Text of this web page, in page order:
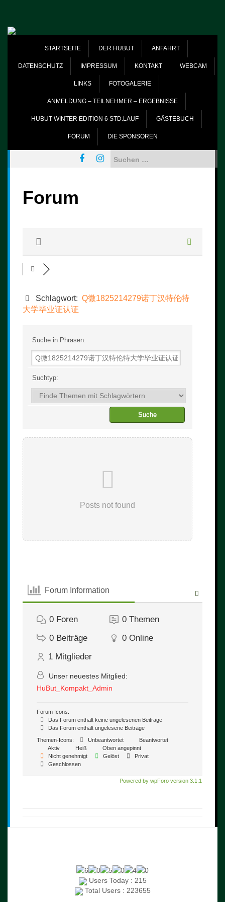
STARTSEITE DER HUBUT ANFAHRT
DATENSCHUTZ IMPRESSUM KONTAKT WEBCAM
LINKS FOTOGALERIE
ANMELDUNG – TEILNEHMER – ERGEBNISSE
HUBUT WINTER EDITION 6 STD.LAUF GÄSTEBUCH
FORUM DIE SPONSOREN
nach:
Forum
Schlagwort: Q微1825214279诺丁汉特伦特
大学毕业证认证
Suche in Phrasen:
Suchtyp:
Posts not found
Forum Information
0 Foren 0 Themen
0 Beiträge 0 Online
1 Mitglieder
Unser neuestes Mitglied:
HuBut_Kompakt_Admin
Forum Icons:
Das Forum enthält keine ungelesenen Beiträge
Das Forum enthält ungelesene Beiträge
Themen-Icons:
Unbeantwortet
Beantwortet
Aktiv
Heiß
Oben angepinnt
Nicht genehmigt
Gelöst
Privat
Geschlossen
Powered by wpForo version 3.1.1
Users Today : 215
Total Users : 223655